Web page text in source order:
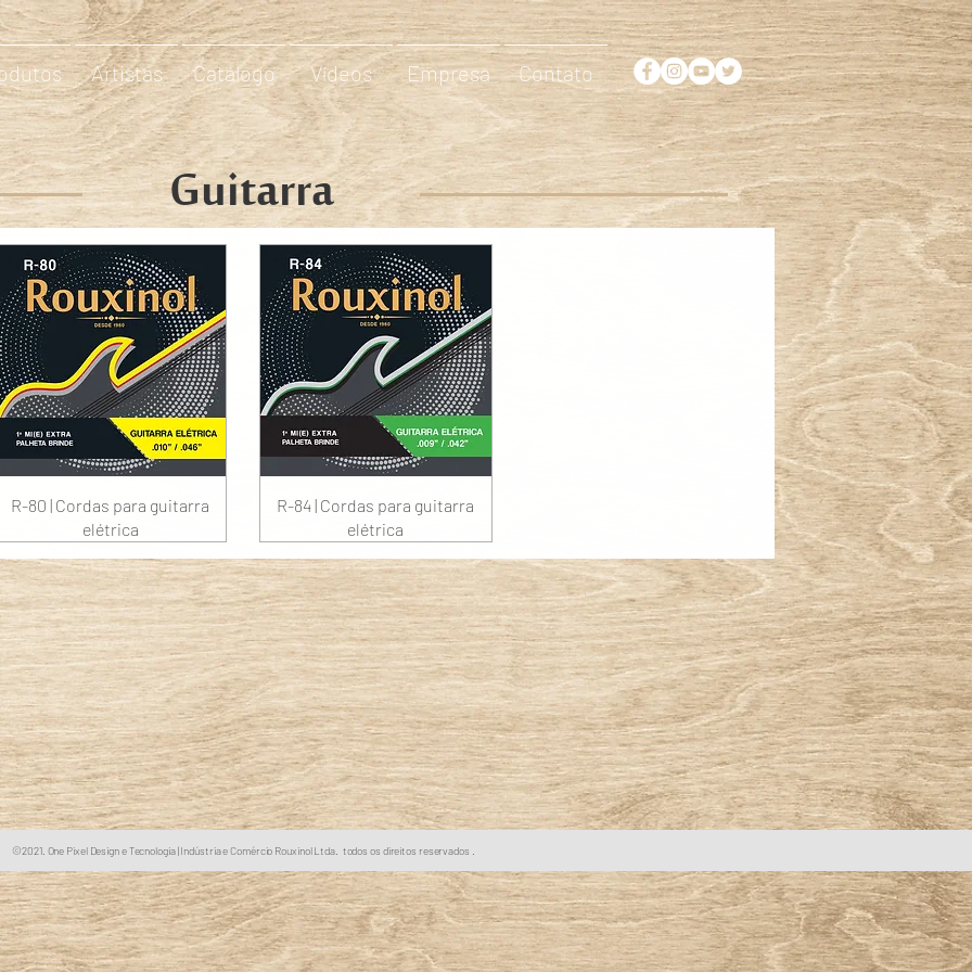
Artistas Catálogo Vídeos Empresa Contato
R-80 | Cordas para guitarra
elétrica
R-84 | Cordas para guitarra
elétrica
Guitarra
©2021. One Pixel Design e Tecnologia |Indústria e Comércio Rouxinol Ltda. todos os direitos reservados .